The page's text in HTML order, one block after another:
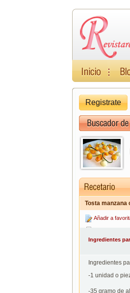
Registrate
Tosta manzana
Añadir a
Ingredientes
Ingredientes
-1 unidad o
-35 gramo de